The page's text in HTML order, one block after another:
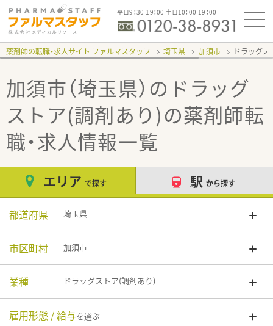
平日9：30-19：00 土日10：00-19：00
薬剤師の転職・求人サイト ファルマスタッフ 埼玉県 加須市 ドラッグ
加須市（埼玉県）のドラッグ
ストア(調剤あり)の薬剤師転
職・求人情報一覧
エリア で探す 駅 から探す
都道府県 埼玉県
市区町村 加須市
業種 ドラッグストア(調剤あり)
雇用形態 / 給与を選ぶ